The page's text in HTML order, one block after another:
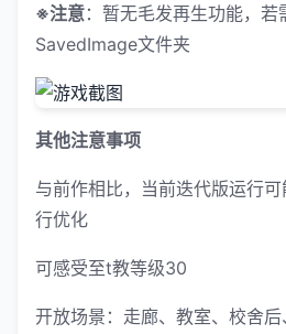
※注意：暂无毛发再生功能，
SavedImage文件夹
其他注意事项
与前作相比，当前迭代版运行
行优化
可感受至t教等级30
开放场景：走廊、教室、校舍后